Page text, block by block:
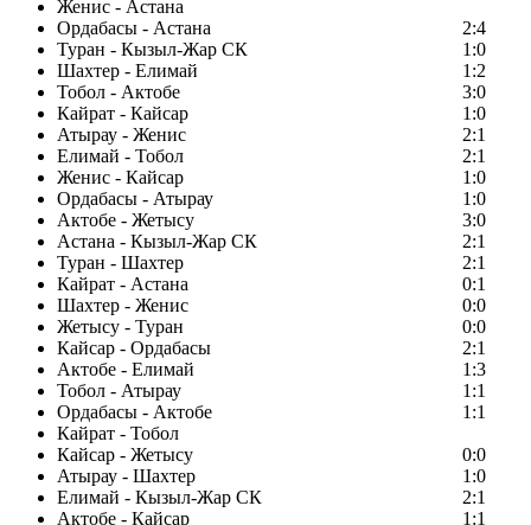
Женис - Астана
Ордабасы - Астана
2:4
Туран - Кызыл-Жар СК
1:0
Шахтер - Елимай
1:2
Тобол - Актобе
3:0
Кайрат - Кайсар
1:0
Атырау - Женис
2:1
Елимай - Тобол
2:1
Женис - Кайсар
1:0
Ордабасы - Атырау
1:0
Актобе - Жетысу
3:0
Астана - Кызыл-Жар СК
2:1
Туран - Шахтер
2:1
Кайрат - Астана
0:1
Шахтер - Женис
0:0
Жетысу - Туран
0:0
Кайсар - Ордабасы
2:1
Актобе - Елимай
1:3
Тобол - Атырау
1:1
Ордабасы - Актобе
1:1
Кайрат - Тобол
Кайсар - Жетысу
0:0
Атырау - Шахтер
1:0
Елимай - Кызыл-Жар СК
2:1
Актобе - Кайсар
1:1